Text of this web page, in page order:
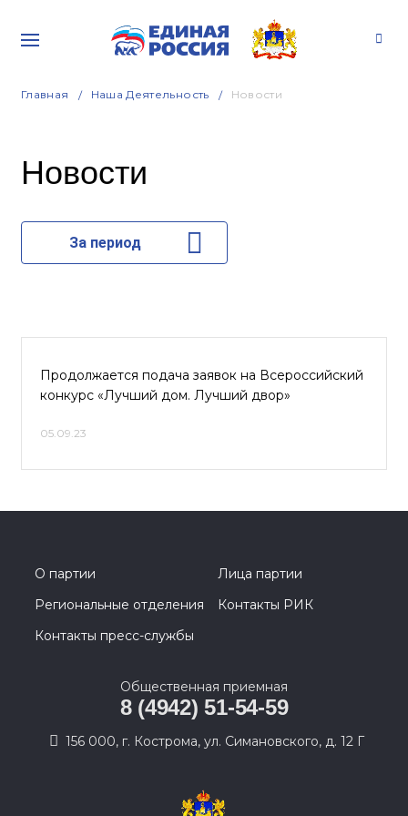
Главная Наша Деятельность Новости
Новости
За период
Продолжается подача заявок на Всероссийский
конкурс «Лучший дом. Лучший двор»
05.09.23
О партии
Лица партии
Региональные отделения
Контакты РИК
Контакты пресс-службы
Общественная приемная
8 (4942) 51-54-59
156 000, г. Кострома, ул. Симановского, д. 12 Г